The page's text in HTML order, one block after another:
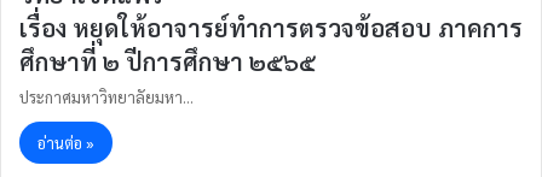
เรื่อง หยุดให้อาจารย์ทำการตรวจข้อสอบ ภาคการ
ศึกษาที่ ๒ ปีการศึกษา ๒๕๖๕
ประกาศมหาวิทยาลัยมหา…
อ่านต่อ »